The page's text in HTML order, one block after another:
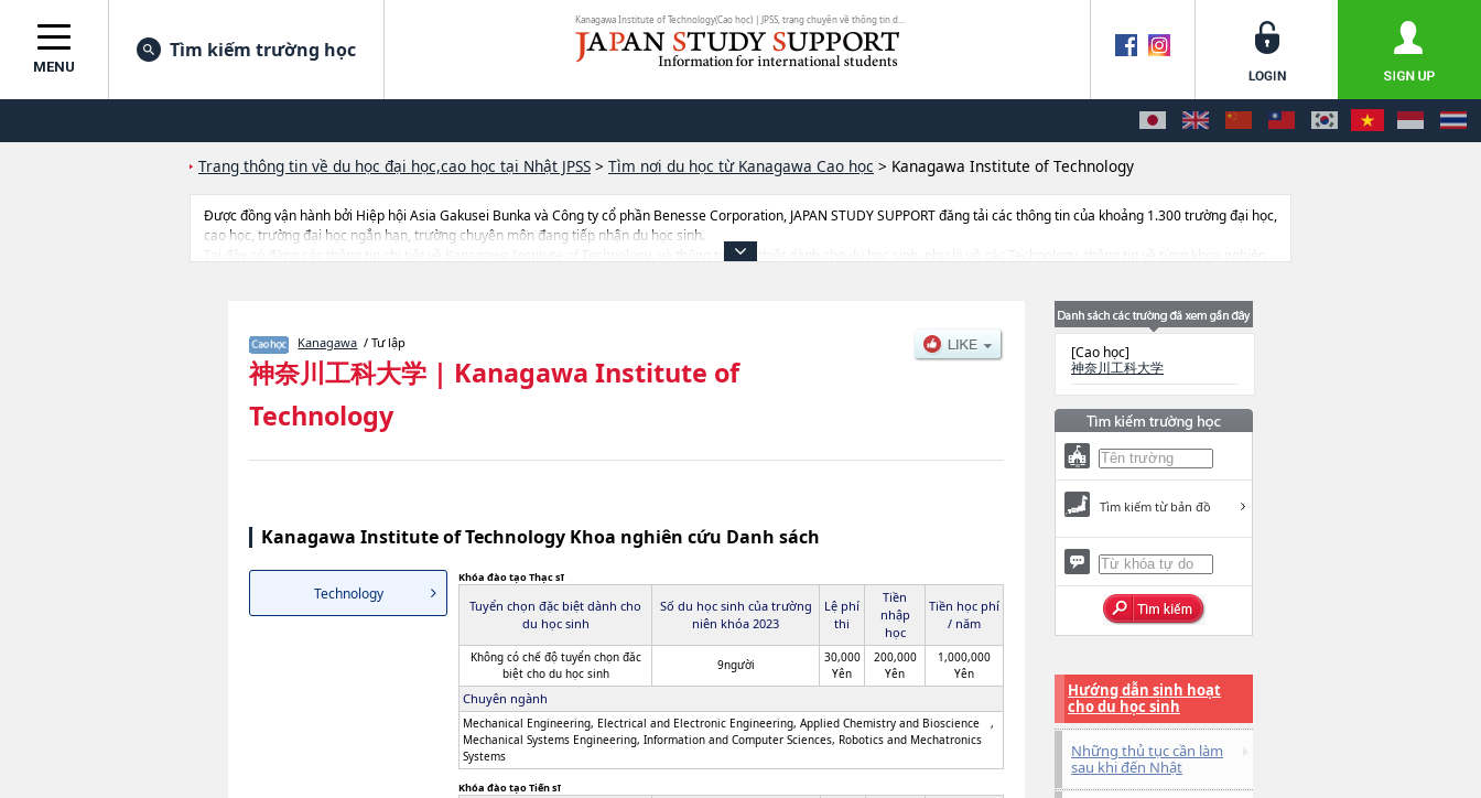
Kanagawa Institute of Technology(Cao học) | JPSS, trang chuyên về thông tin d...
MENU
Tìm kiếm trường học
Trang thông tin về du học đại học,cao học tại Nhật JPSS > Tìm nơi du học từ Kanagawa Cao học > Kanagawa Institute of Technology
Được đồng vận hành bởi Hiệp hội Asia Gakusei Bunka và Công ty cổ phần Benesse Corporation, JAPAN STUDY SUPPORT đăng tải các thông tin của khoảng 1.300 trường đại học,
cao học, trường đại học ngắn hạn, trường chuyên môn đang tiếp nhận du học sinh.
Tại đây có đăng các thông tin chi tiết về Kanagawa Institute of Technology, và thông tin cần thiết dành cho du học sinh, như là về các Technology, thông tin về từng khoa nghiên
Kanagawa / Tư lập
神奈川工科大学 | Kanagawa Institute of
Technology
Kanagawa Institute of Technology Khoa nghiên cứu Danh sách
Technology
Khóa đào tạo Thạc sĩ
Tuyển chọn đặc biệt dành cho
du học sinh
Số du học sinh của trường
niên khóa 2023
Lệ phí
thi
Tiền
nhập
học
Tiền học phí
/ năm
Không có chế độ tuyển chọn đăc
biệt cho du học sinh
9người
30,000
Yên
200,000
Yên
1,000,000
Yên
Chuyên ngành
Mechanical Engineering, Electrical and Electronic Engineering, Applied Chemistry and Bioscience ,
Mechanical Systems Engineering, Information and Computer Sciences, Robotics and Mechatronics
Systems
Khóa đào tạo Tiến sĩ
[Cao học]
神奈川工科大学
Tìm kiếm từ bản đồ
Hướng dẫn sinh hoạt
cho du học sinh
Những thủ tục cần làm
sau khi đến Nhật